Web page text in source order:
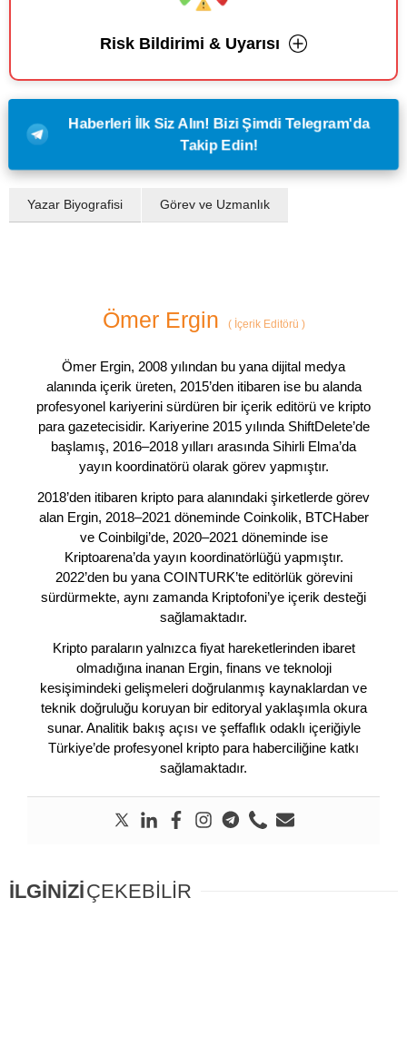
Risk Bildirimi & Uyarısı
Haberleri İlk Siz Alın! Bizi Şimdi Telegram'da
Takip Edin!
Yazar Biyografisi Görev ve Uzmanlık
Ömer Ergin (İçerik Editörü )
Ömer Ergin, 2008 yılından bu yana dijital medya
alanında içerik üreten, 2015’den itibaren ise bu alanda
profesyonel kariyerini sürdüren bir içerik editörü ve kripto
para gazetecisidir. Kariyerine 2015 yılında ShiftDelete’de
başlamış, 2016–2018 yılları arasında Sihirli Elma’da
yayın koordinatörü olarak görev yapmıştır.
2018’den itibaren kripto para alanındaki şirketlerde görev
alan Ergin, 2018–2021 döneminde Coinkolik, BTCHaber
ve Coinbilgi’de, 2020–2021 döneminde ise
Kriptoarena’da yayın koordinatörlüğü yapmıştır.
2022’den bu yana COINTURK’te editörlük görevini
sürdürmekte, aynı zamanda Kriptofoni’ye içerik desteği
sağlamaktadır.
Kripto paraların yalnızca fiyat hareketlerinden ibaret
olmadığına inanan Ergin, finans ve teknoloji
kesişimindeki gelişmeleri doğrulanmış kaynaklardan ve
teknik doğruluğu koruyan bir editoryal yaklaşımla okura
sunar. Analitik bakış açısı ve şeffaflık odaklı içeriğiyle
Türkiye’de profesyonel kripto para haberciliğine katkı
sağlamaktadır.
İLGİNİZİÇEKEBİLİR